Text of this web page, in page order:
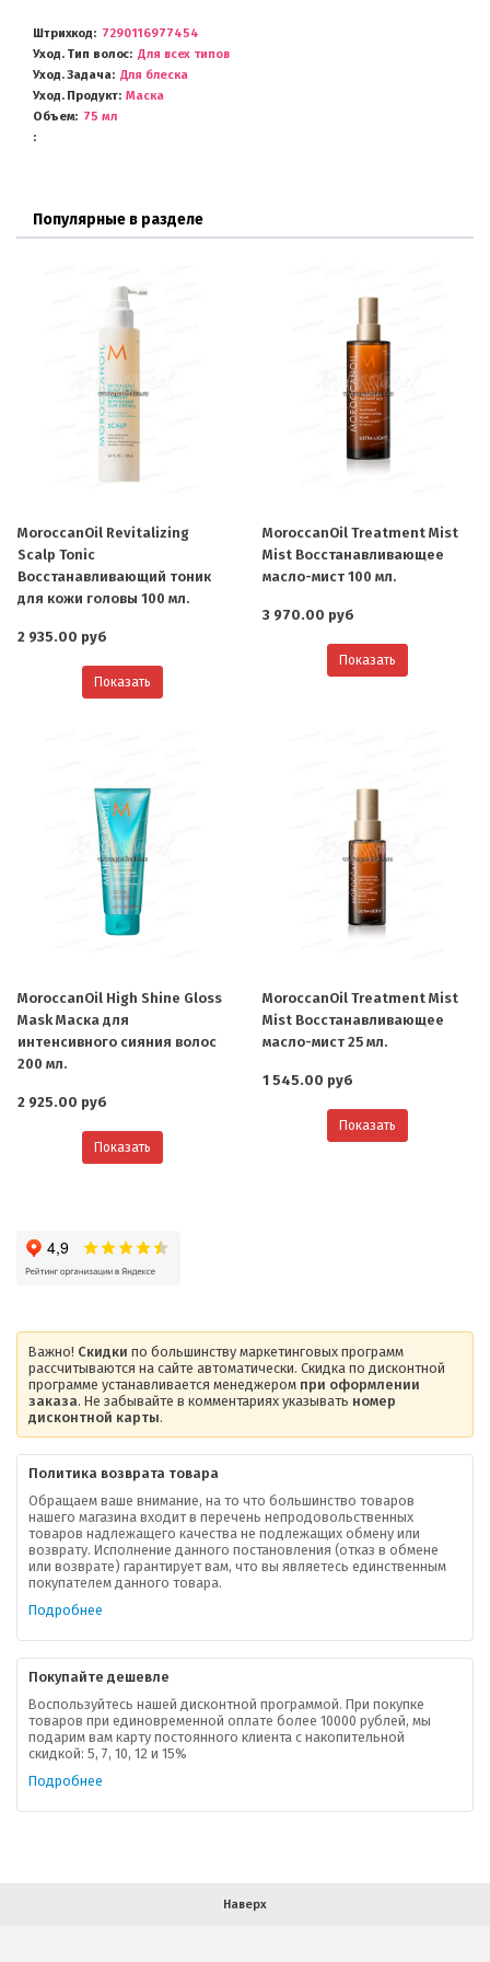
Штрихкод
7290116977454
Уход. Тип волос
Для всех типов
Уход. Задача
Для блеска
Уход. Продукт
Маска
Объем
75 мл
Популярные в разделе
MoroccanOil Revitalizing
Scalp Tonic
Восстанавливающий тоник
для кожи головы 100 мл.
2 935.00 руб
Показать
MoroccanOil Treatment Mist
Mist Восстанавливающее
масло-мист 100 мл.
3 970.00 руб
Показать
MoroccanOil High Shine Gloss
Mask Маска для
интенсивного сияния волос
200 мл.
2 925.00 руб
Показать
MoroccanOil Treatment Mist
Mist Восстанавливающее
масло-мист 25 мл.
1 545.00 руб
Показать
Важно! Скидки по большинству маркетинговых программ
рассчитываются на сайте автоматически. Скидка по дисконтной
программе устанавливается менеджером при оформлении
заказа. Не забывайте в комментариях указывать номер
дисконтной карты.
Политика возврата товара
Обращаем ваше внимание, на то что большинство товаров
нашего магазина входит в перечень непродовольственных
товаров надлежащего качества не подлежащих обмену или
возврату. Исполнение данного постановления (отказ в обмене
или возврате) гарантирует вам, что вы являетесь единственным
покупателем данного товара.
Подробнее
Покупайте дешевле
Воспользуйтесь нашей дисконтной программой. При покупке
товаров при единовременной оплате более 10000 рублей, мы
подарим вам карту постоянного клиента с накопительной
скидкой: 5, 7, 10, 12 и 15%
Подробнее
Наверх
О компании
Ваша скидка
Контактная информация
В помощь покупателю
Форма обратной связи